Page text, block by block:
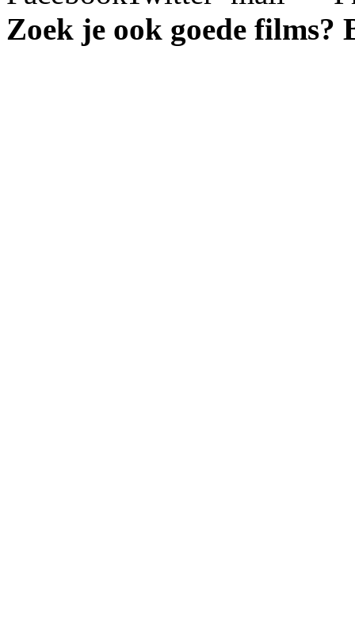
Zoek je ook goede films?